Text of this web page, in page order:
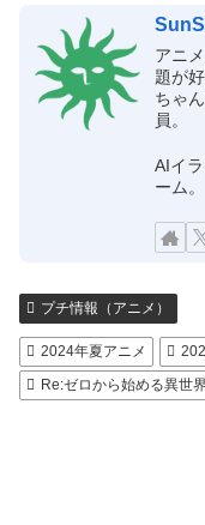
アニ
題が好
ちゃ
員。
AIイ
ーム。
プチ情報（アニメ）
2024年夏アニメ
Re:ゼロから始める異世